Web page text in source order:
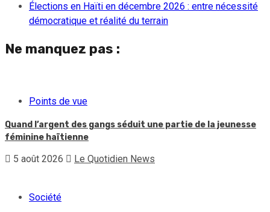
Élections en Haïti en décembre 2026 : entre nécessité
démocratique et réalité du terrain
Ne manquez pas :
Points de vue
Quand l’argent des gangs séduit une partie de la jeunesse
féminine haïtienne
5 août 2026 Le Quotidien News
Société